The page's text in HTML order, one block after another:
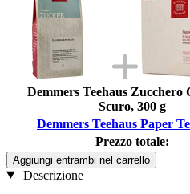
Demmers Teehaus Zucchero
Scuro, 300 g
Demmers Teehaus Paper
Prezzo totale:
Aggiungi entrambi nel carrello
Descrizione